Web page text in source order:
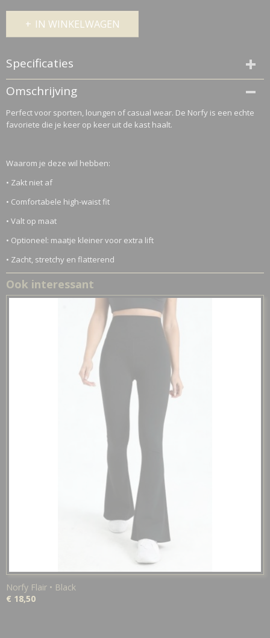
IN WINKELWAGEN
Specificaties
Productcode
14658-68169
Omschrijving
Perfect voor sporten, loungen of casual wear. De Norfy is een echte
favoriete die je keer op keer uit de kast haalt.
Waarom je deze wil hebben:
• Zakt niet af
• Comfortabele high-waist fit
• Valt op maat
• Optioneel: maatje kleiner voor extra lift
• Zacht, stretchy en flatterend
Ook interessant
Norfy Flair • Black
€ 18,50